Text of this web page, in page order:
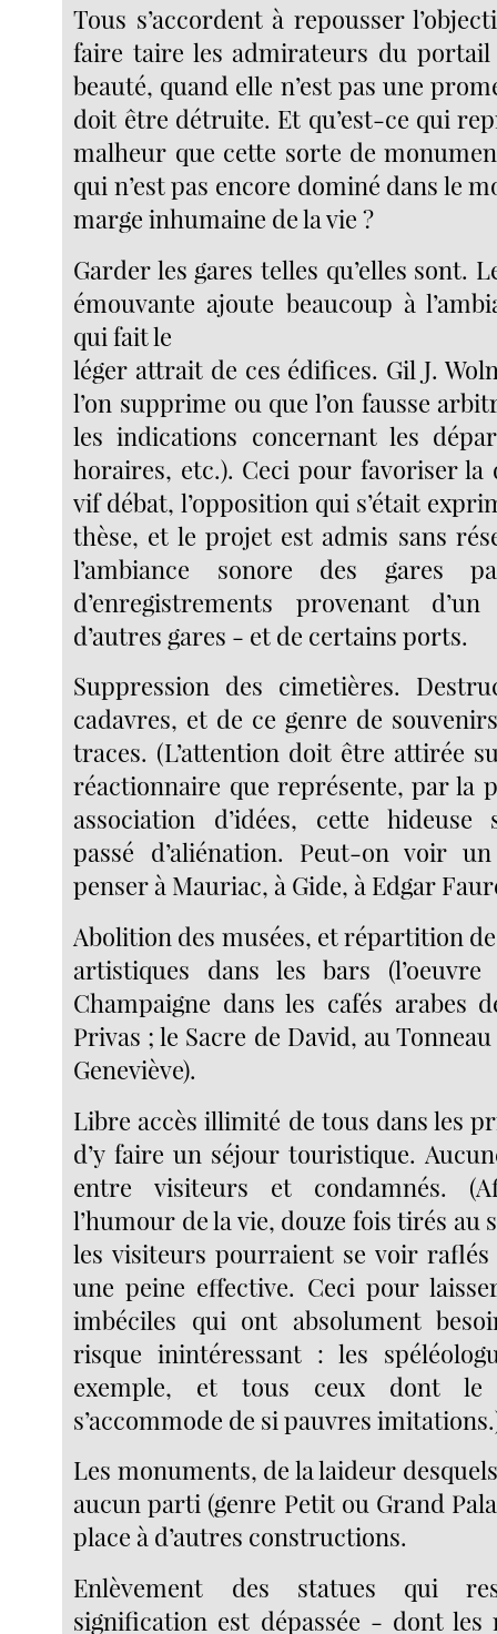
Tous s’accordent à repousser
faire taire les admirateurs du
beauté, quand elle n’est pas une
doit être détruite. Et qu’est-ce qui
malheur que cette sorte de
qui n’est pas encore dominé dans le
marge inhumaine de la vie ?
Garder les gares telles qu’elles sont.
émouvante ajoute beaucoup à
qui fait le
léger attrait de ces édifices. Gil J.
l’on supprime ou que l’on fausse
les indications concernant les
horaires, etc.). Ceci pour favoriser la
vif débat, l’opposition qui s’était
thèse, et le projet est admis sans
l’ambiance sonore des gares
d’enregistrements provenant
d’autres gares - et de certains ports.
Suppression des cimetières.
cadavres, et de ce genre de
traces. (L’attention doit être attirée
réactionnaire que représente, par la
association d’idées, cette hideuse
passé d’aliénation. Peut-on voir
penser à Mauriac, à Gide, à Edgar
Abolition des musées, et répartition
artistiques dans les bars
Champaigne dans les cafés arabes
Privas ; le Sacre de David, au
Geneviève).
Libre accès illimité de tous dans les
d’y faire un séjour touristique.
entre visiteurs et condamnés.
l’humour de la vie, douze fois tirés au
les visiteurs pourraient se voir raflés
une peine effective. Ceci pour
imbéciles qui ont absolument
risque inintéressant : les
exemple, et tous ceux dont
s’accommode de si pauvres
Les monuments, de la laideur
aucun parti (genre Petit ou Grand
place à d’autres constructions.
Enlèvement des statues qui
signification est dépassée - dont les